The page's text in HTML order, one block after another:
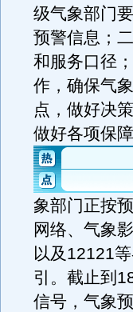
级气象部门
预警信息；
和服务口径
作，确保气
点，做好决
做好各项保
象部门正按
网络、气象
以及12121
引。截止到
信号，气象